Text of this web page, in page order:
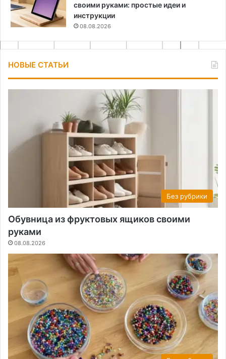
своими руками: простые идеи и
инструкции
08.08.2026
НОВЫЕ СТАТЬИ
Без рубрики
Обувница из фруктовых ящиков своими
руками
08.08.2026